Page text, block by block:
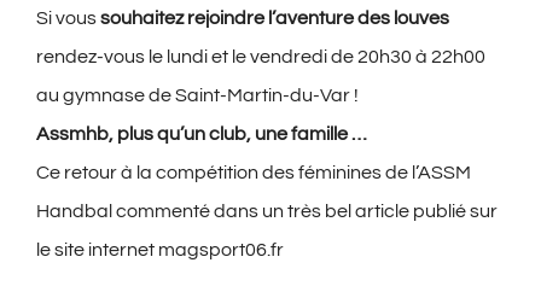
Si voussouhaitez rejoindre l’aventure des louves
rendez-vous le lundi et le vendredi de 20h30 à 22h00
au gymnase de Saint-Martin-du-Var !
Assmhb, plus qu’un club, une famille …
Ce retour à la compétition des féminines de l’ASSM
Handbal commenté dans un très bel article publié sur
le site internet magsport06.fr